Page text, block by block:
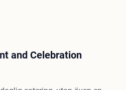
and Celebration